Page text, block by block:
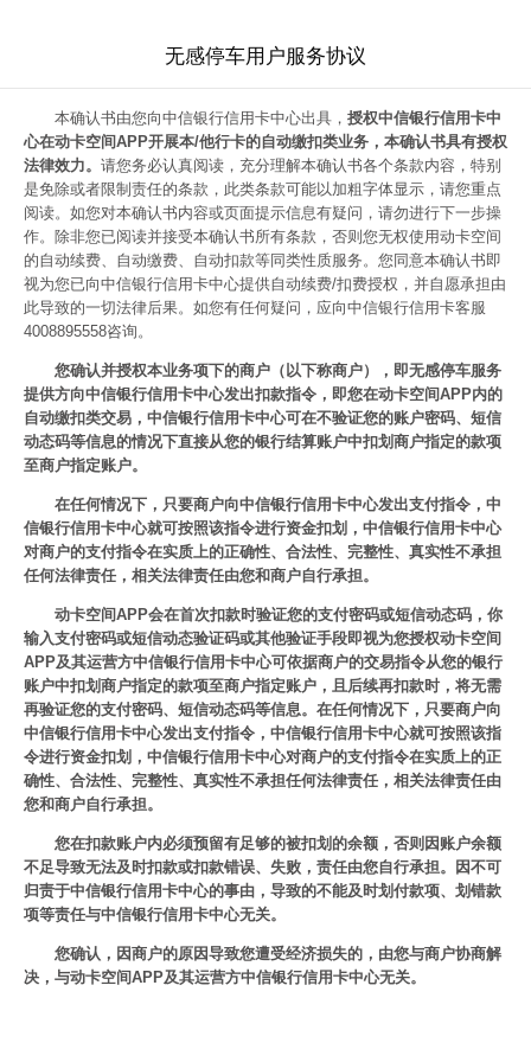
无感停车用户服务协议
本确认书由您向中信银行信用卡中心出具， 授权中信银行信用卡中
心在动卡空间APP开展本/他行卡的自动缴扣类业务，本确认书具有授权
法律效力。 请您务必认真阅读，充分理解本确认书各个条款内容，特别
是免除或者限制责任的条款，此类条款可能以加粗字体显示，请您重点
阅读。如您对本确认书内容或页面提示信息有疑问，请勿进行下一步操
作。除非您已阅读并接受本确认书所有条款，否则您无权使用动卡空间
的自动续费、自动缴费、自动扣款等同类性质服务。您同意本确认书即
视为您已向中信银行信用卡中心提供自动续费/扣费授权，并自愿承担由
此导致的一切法律后果。如您有任何疑问，应向中信银行信用卡客服
4008895558咨询。
您确认并授权本业务项下的商户（以下称商户），即无感停车服务
提供方向中信银行信用卡中心发出扣款指令，即您在动卡空间APP内的
自动缴扣类交易，中信银行信用卡中心可在不验证您的账户密码、短信
动态码等信息的情况下直接从您的银行结算账户中扣划商户指定的款项
至商户指定账户。
在任何情况下，只要商户向中信银行信用卡中心发出支付指令，中
信银行信用卡中心就可按照该指令进行资金扣划，中信银行信用卡中心
对商户的支付指令在实质上的正确性、合法性、完整性、真实性不承担
任何法律责任，相关法律责任由您和商户自行承担。
动卡空间APP会在首次扣款时验证您的支付密码或短信动态码，你
输入支付密码或短信动态验证码或其他验证手段即视为您授权动卡空间
APP及其运营方中信银行信用卡中心可依据商户的交易指令从您的银行
账户中扣划商户指定的款项至商户指定账户，且后续再扣款时，将无需
再验证您的支付密码、短信动态码等信息。在任何情况下，只要商户向
中信银行信用卡中心发出支付指令，中信银行信用卡中心就可按照该指
令进行资金扣划，中信银行信用卡中心对商户的支付指令在实质上的正
确性、合法性、完整性、真实性不承担任何法律责任，相关法律责任由
您和商户自行承担。
您在扣款账户内必须预留有足够的被扣划的余额，否则因账户余额
不足导致无法及时扣款或扣款错误、失败，责任由您自行承担。因不可
归责于中信银行信用卡中心的事由，导致的不能及时划付款项、划错款
项等责任与中信银行信用卡中心无关。
您确认，因商户的原因导致您遭受经济损失的，由您与商户协商解
决，与动卡空间APP及其运营方中信银行信用卡中心无关。